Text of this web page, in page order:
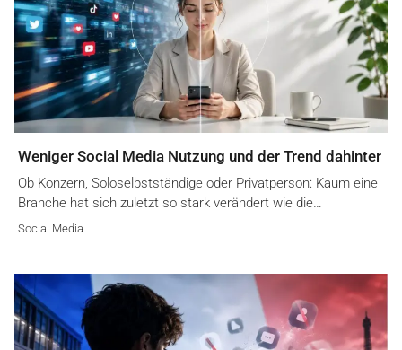
Weniger Social Media Nutzung und der Trend dahinter
Ob Konzern, Soloselbstständige oder Privatperson: Kaum eine
Branche hat sich zuletzt so stark verändert wie die…
Social Media